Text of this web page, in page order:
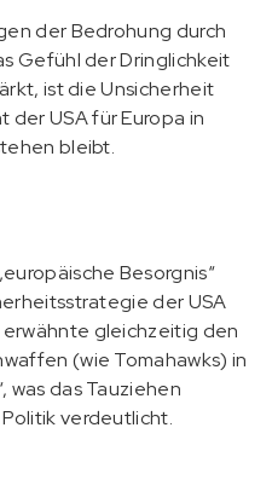
der Bedrohung durch
Gefühl der Dringlichkeit
ist die Unsicherheit
der USA für Europa in
bleibt.
Besorgnis“
der USA
gleichzeitig den
(wie Tomahawks) in
was das Tauziehen
verdeutlicht.